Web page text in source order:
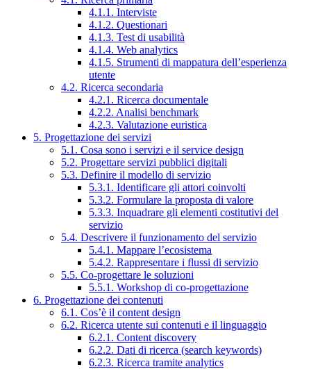
4.1.1. Interviste
4.1.2. Questionari
4.1.3. Test di usabilità
4.1.4. Web analytics
4.1.5. Strumenti di mappatura dell’esperienza
utente
4.2. Ricerca secondaria
4.2.1. Ricerca documentale
4.2.2. Analisi benchmark
4.2.3. Valutazione euristica
5. Progettazione dei servizi
5.1. Cosa sono i servizi e il service design
5.2. Progettare servizi pubblici digitali
5.3. Definire il modello di servizio
5.3.1. Identificare gli attori coinvolti
5.3.2. Formulare la proposta di valore
5.3.3. Inquadrare gli elementi costitutivi del
servizio
5.4. Descrivere il funzionamento del servizio
5.4.1. Mappare l’ecosistema
5.4.2. Rappresentare i flussi di servizio
5.5. Co-progettare le soluzioni
5.5.1. Workshop di co-progettazione
6. Progettazione dei contenuti
6.1. Cos’è il content design
6.2. Ricerca utente sui contenuti e il linguaggio
6.2.1. Content discovery
6.2.2. Dati di ricerca (search keywords)
6.2.3. Ricerca tramite analytics